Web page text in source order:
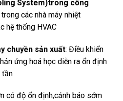
System)trong công
các nhà máy nhiệt
hệ thống HVAC
chuyền sản xuất: Điều khiển
ứng hoá học diễn ra ổn định
tần
có độ ổn định,cảnh báo sớm